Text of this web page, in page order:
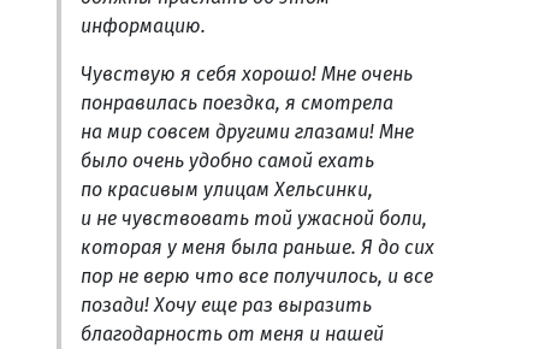
информацию.
Чувствую я себя хорошо! Мне очень
понравилась поездка, я смотрела
на мир совсем другими глазами! Мне
было очень удобно самой ехать
по красивым улицам Хельсинки,
и не чувствовать той ужасной боли,
которая у меня была раньше. Я до сих
пор не верю что все получилось, и все
позади! Хочу еще раз выразить
благодарность от меня и нашей